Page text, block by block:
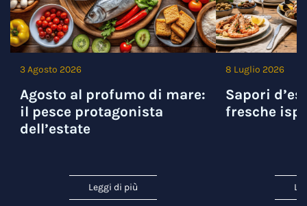
3 Agosto 2026
Agosto al profumo di mare:
il pesce protagonista
dell’estate
Leggi di più
8 Luglio 2026
Sapori
fresche